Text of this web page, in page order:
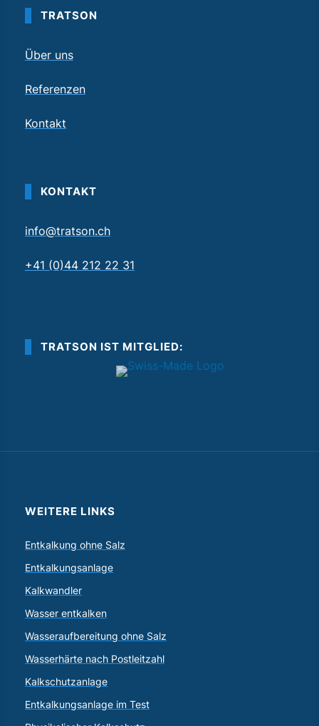
TRATSON
Über uns
Referenzen
Kontakt
KONTAKT
info@tratson.ch
+41 (0)44 212 22 31
TRATSON IST MITGLIED:
WEITERE LINKS
Entkalkung ohne Salz
Entkalkungsanlage
Kalkwandler
Wasser entkalken
Wasseraufbereitung ohne Salz
Wasserhärte nach Postleitzahl
Kalkschutzanlage
Entkalkungsanlage im Test